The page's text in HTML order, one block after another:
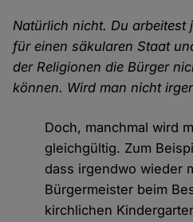
Natürlich nicht. Du arbeitest
für einen säkularen Staat
der Religionen die Bürger
können. Wird man nicht
Doch, manchmal wird
gleichgültig. Zum
dass irgendwo wieder
Bürgermeister beim
kirchlichen